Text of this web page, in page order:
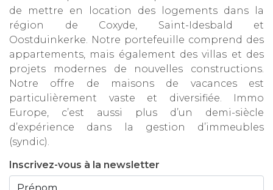
de mettre en location des logements dans la
région de Coxyde, Saint-Idesbald et
Oostduinkerke. Notre portefeuille comprend des
appartements, mais également des villas et des
projets modernes de nouvelles constructions.
Notre offre de maisons de vacances est
particulièrement vaste et diversifiée. Immo
Europe, c’est aussi plus d’un demi-siècle
d’expérience dans la gestion d’immeubles
(syndic).
Inscrivez-vous à la newsletter